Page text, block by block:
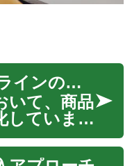
オンラインとオフラインの購入比較
いて、商品
していま
ッピング
でのオフラ